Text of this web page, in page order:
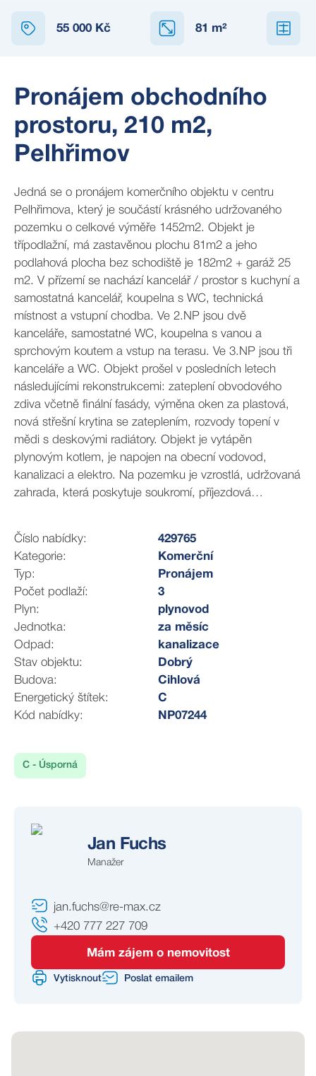
55 000 Kč 81 m²
Pronájem obchodního
prostoru, 210 m2,
Pelhřimov
Jedná se o pronájem komerčního objektu v centru
Pelhřimova, který je součástí krásného udržovaného
pozemku o celkové výměře 1452m2. Objekt je
třípodlažní, má zastavěnou plochu 81m2 a jeho
podlahová plocha bez schodiště je 182m2 + garáž 25
m2. V přízemí se nachází kancelář / prostor s kuchyní a
samostatná kancelář, koupelna s WC, technická
místnost a vstupní chodba. Ve 2.NP jsou dvě
kanceláře, samostatné WC, koupelna s vanou a
sprchovým koutem a vstup na terasu. Ve 3.NP jsou tři
kanceláře a WC. Objekt prošel v posledních letech
následujícími rekonstrukcemi: zateplení obvodového
zdiva včetně finální fasády, výměna oken za plastová,
nová střešní krytina se zateplením, rozvody topení v
mědi s deskovými radiátory. Objekt je vytápěn
plynovým kotlem, je napojen na obecní vodovod,
kanalizaci a elektro. Na pozemku je vzrostlá, udržovaná
zahrada, která poskytuje soukromí, příjezdová
plošnou dlažbou a další parkovací stání zatravňovací
dlažbou. Příjezd k zahradě domu je též po vlastním
pozemku, který je zpevněn betonovým povrchem. Pro
více informací volejte makléře nabídky
Číslo nabídky:
429765
Kategorie:
Komerční
Typ:
Pronájem
Počet podlaží:
3
Plyn:
plynovod
Jednotka:
za měsíc
Odpad:
kanalizace
Stav objektu:
Dobrý
Budova:
Cihlová
Energetický štítek:
C
Kód nabídky:
NP07244
C - Úsporná
Jan Fuchs
Manažer
jan.fuchs@re-max.cz
+420 777 227 709
Mám zájem o nemovitost
Vytisknout Poslat emailem